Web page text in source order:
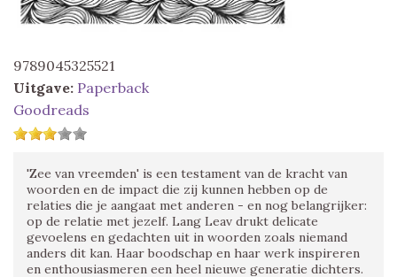
9789045325521
Uitgave: Paperback
Goodreads
'Zee van vreemden' is een testament van de kracht van
woorden en de impact die zij kunnen hebben op de
relaties die je aangaat met anderen - en nog belangrijker:
op de relatie met jezelf. Lang Leav drukt delicate
gevoelens en gedachten uit in woorden zoals niemand
anders dit kan. Haar boodschap en haar werk inspireren
en enthousiasmeren een heel nieuwe generatie dichters.